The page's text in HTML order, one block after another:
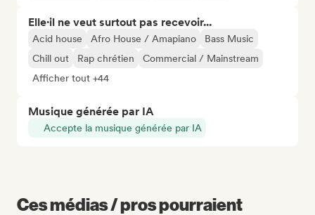
Elle·il ne veut surtout pas recevoir...
Acid house Afro House / Amapiano
Bass Music
Chill out
Rap chrétien
Commercial / Mainstream
Afficher tout +44
Musique générée par IA
Accepte la musique générée par IA
Ces médias / pros pourraient